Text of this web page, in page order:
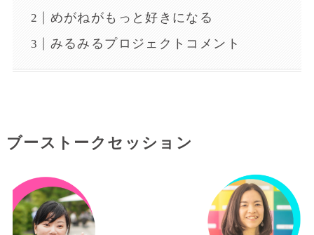
めがねがもっと好きになる
みるみるプロジェクトコメント
ブーストークセッション